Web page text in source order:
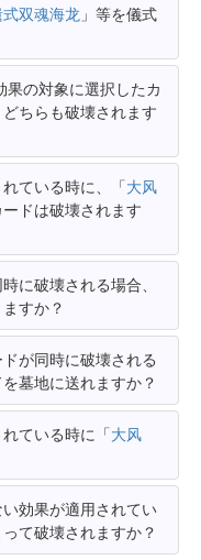
双魂海龙 」等を儀式
果の対象に選択したカ
ちらも破壊されます
ている時に、「大风
ドは破壊されます
に破壊される場合、
すか？
が同時に破壊される
墓地に送れますか？
ている時に「大风
い効果が適用されてい
て破壊されますか？